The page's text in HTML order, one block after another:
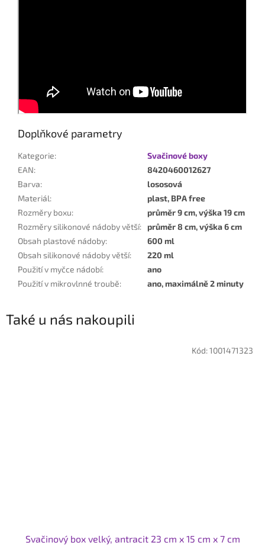
Doplňkové parametry
Kategorie:
Svačinové boxy
EAN:
8420460012627
Barva:
lososová
Materiál:
plast, BPA free
Rozměry boxu:
průměr 9 cm, výška 19 cm
Rozměry silikonové nádoby větší: průměr 8 cm, výška 6 cm
Obsah plastové nádoby:
600 ml
Obsah silikonové nádoby větší:
220 ml
Použití v myčce nádobí:
ano
Použití v mikrovlnné troubě: ano, maximálně 2 minuty
Také u nás nakoupili
Svačinový box velký, antracit 23 cm x 15 cm x 7 cm
Kód:1001471323